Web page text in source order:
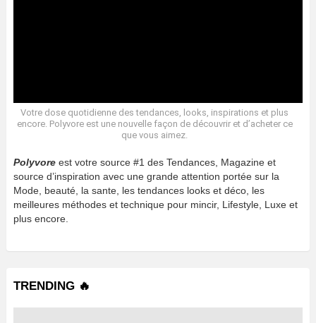
Votre dose quotidienne des tendances, looks, inspirations et plus
encore. Polyvore est une nouvelle façon de découvrir et d’acheter ce
que vous aimez.
Polyvore est votre source #1 des Tendances, Magazine et
source d’inspiration avec une grande attention portée sur la
Mode, beauté, la sante, les tendances looks et déco, les
meilleures méthodes et technique pour mincir, Lifestyle, Luxe et
plus encore.
TRENDING 🔥